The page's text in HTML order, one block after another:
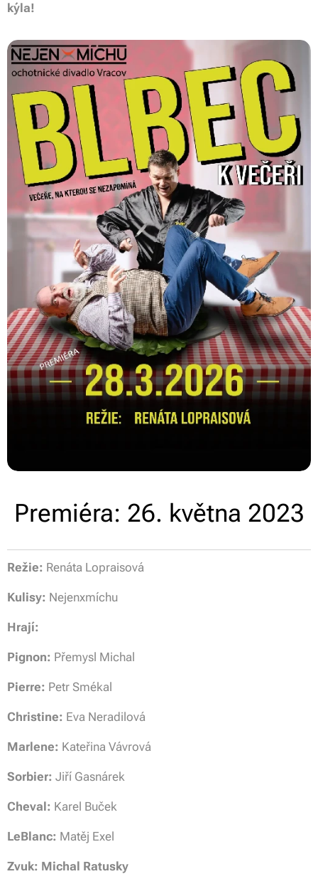
kýla!
Premiéra: 26. května 2023
Režie: Renáta Lopraisová
Kulisy: Nejenxmíchu
Hrají:
Pignon: Přemysl Michal
Pierre: Petr Smékal
Christine: Eva Neradilová
Marlene: Kateřina Vávrová
Sorbier: Jiří Gasnárek
Cheval: Karel Buček
LeBlanc: Matěj Exel
Zvuk: Michal Ratusky